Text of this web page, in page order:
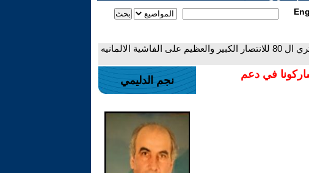
- عوامل الانتصار على الفاشية الالمانيه ( بمناسبة الذكري ال 80 للانتصار الكبير والعظيم على الفاشية الالمانيه
في دعم
نجم الدليمي